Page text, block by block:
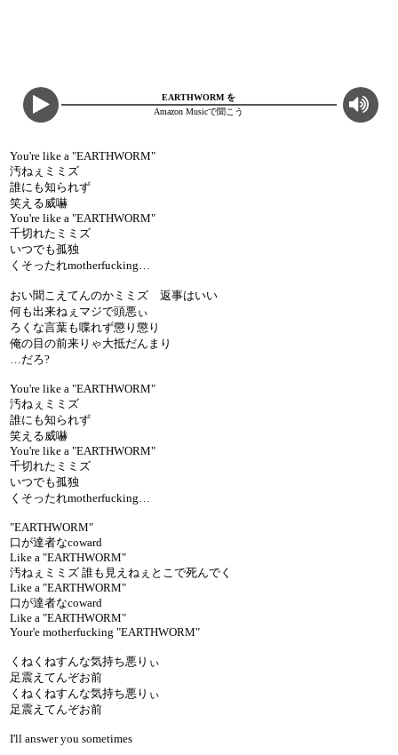
EARTHWORM を
Amazon Musicで聞こう
You're like a "EARTHWORM"
汚ねぇミミズ
誰にも知られず
笑える威嚇
You're like a "EARTHWORM"
千切れたミミズ
いつでも孤独
くそったれmotherfucking…
おい聞こえてんのかミミズ 返事はいい
何も出来ねぇマジで頭悪ぃ
ろくな言葉も喋れず懲り懲り
俺の目の前来りゃ大抵だんまり
…だろ?
You're like a "EARTHWORM"
汚ねぇミミズ
誰にも知られず
笑える威嚇
You're like a "EARTHWORM"
千切れたミミズ
いつでも孤独
くそったれmotherfucking…
"EARTHWORM"
口が達者なcoward
Like a "EARTHWORM"
汚ねぇミミズ 誰も見えねぇとこで死んでく
Like a "EARTHWORM"
口が達者なcoward
Like a "EARTHWORM"
Your'e motherfucking "EARTHWORM"
くねくねすんな気持ち悪りぃ
足震えてんぞお前
くねくねすんな気持ち悪りぃ
足震えてんぞお前
I'll answer you sometimes